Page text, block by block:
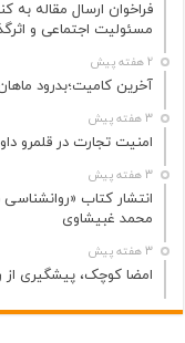
فراخوان ارسال مقاله به
مسئولیت اجتماعی و
2 هفته پیش
آخرین کامیت؛بدرود
3 هفته پیش
امنیت تجارت در قلمرو
3 هفته پیش
انتشار کتاب
محمد غبیشاوی
3 هفته پیش
امضا کوچک، پیشگیری